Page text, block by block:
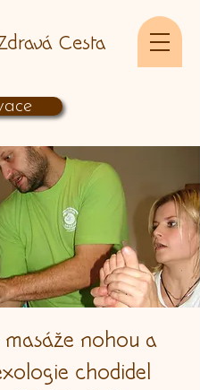
Cesta
masáže nohou a
chodidel